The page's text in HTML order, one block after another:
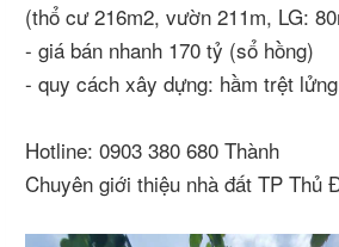
(thổ cư 216m2, vườn 211m, LG:
- giá bán nhanh 170 tỷ (sổ hồng)
- quy cách xây dựng: hầm trệt
Hotline: 0903 380 680 Thành
Chuyên giới thiệu nhà đất TP Thủ